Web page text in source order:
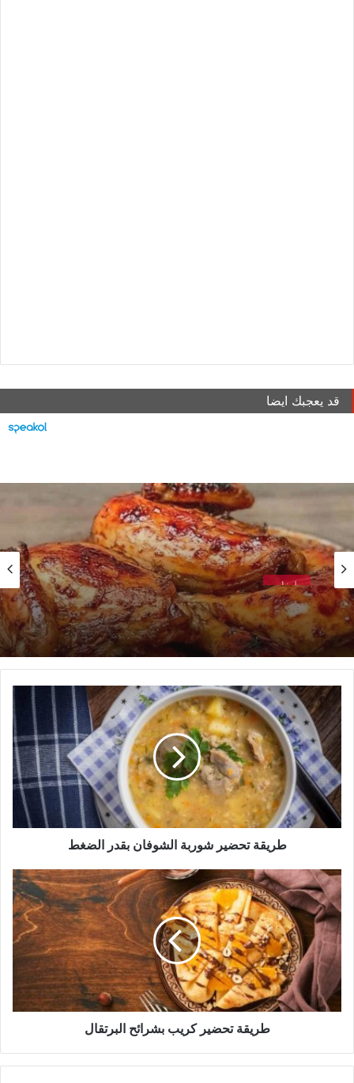
قد يعجبك ايضا
طبخات
طريقة التحضير صنية دجاج بالبطاطس
طريقة
تحضير
شوربة
الشوفان
بقدر
الضغط
طريقة تحضير شوربة الشوفان بقدر الضغط
طريقة
تحضير
كريب
بشرائح
البرتقال
طريقة تحضير كريب بشرائح البرتقال